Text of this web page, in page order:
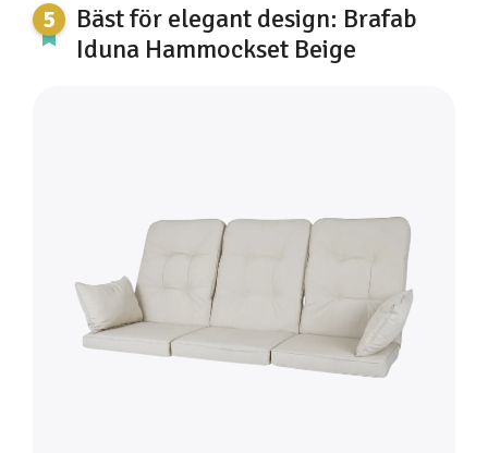
Bäst för elegant design: Brafab
Iduna Hammockset Beige